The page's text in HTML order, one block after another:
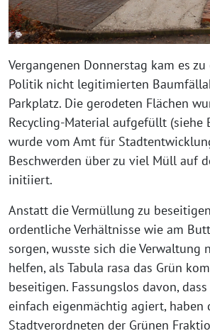
Vergangenen Donnerstag kam es
Politik nicht legitimierten
Parkplatz. Die gerodeten Flächen
Recycling-Material aufgefüllt (siehe
wurde vom Amt für
Beschwerden über zu viel Müll auf
initiiert.
Anstatt die Vermüllung zu
ordentliche Verhältnisse wie am
sorgen, wusste sich die Verwaltung
helfen, als Tabula rasa das Grün
beseitigen. Fassungslos davon,
einfach eigenmächtig agiert, haben
Stadtverordneten der Grünen